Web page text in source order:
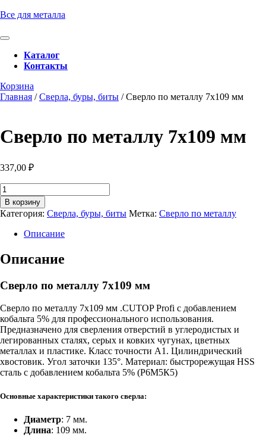
Перейти
содержимому
Все для металла
Кнопка
ОткрытьКаталог
Контакты
Кнопка
Закрыть
Корзина
консультацию
Главная /Сверла, буры, биты / Сверло по металлу 7х109 мм
Сверло по металлу 7х109 мм
337,00 ₽
Количество
товара
Сверло
по
металлу
мм
В корзину
Категория: Сверла, буры, биты Метка: Сверло по металлу
Описание
Описание
Сверло по металлу 7х109 мм
Сверло по металлу 7х109 мм .CUTOP Profi с добавлением
кобальта 5% для профессионального использования.
Предназначено для сверления отверстий в углеродистых и
легированных сталях, серых и ковких чугунах, цветных
металлах и пластике. Класс точности А1. Цилиндрический
хвостовик. Угол заточки 135°. Материал: быстрорежущая HSS
сталь c добавлением кобальта 5% (Р6М5К5)
Основные характеристики такого сверла:
Диаметр: 7 мм.
Длина: 109 мм.